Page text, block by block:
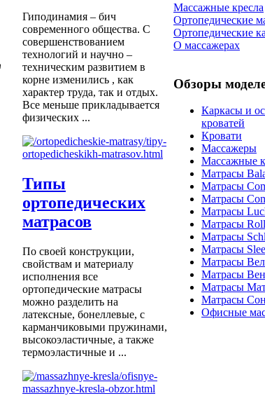
Гиподинамия – бич
современного общества. С
совершенствованием
технологий и научно –
техническим развитием в
корне изменились , как
характер труда, так и отдых.
Все меньше прикладывается
физических ...
Типы
ортопедических
матрасов
По своей конструкции,
свойствам и материалу
исполнения все
ортопедические матрасы
можно разделить на
латексные, бонеллевые, с
карманчиковыми пружинами,
высокоэластичные, а также
термоэластичные и ...
Массажные кресла
Ортопедические
Ортопедические
О массажерах
Обзоры
Каркасы и
кроватей
Кровати
Массажеры
Массажные
Матрасы
Матрасы
Матрасы
Матрасы
Матрасы
Матрасы
Матрасы
Матрасы
Матрасы
Матрасы
Матрасы
Офисные